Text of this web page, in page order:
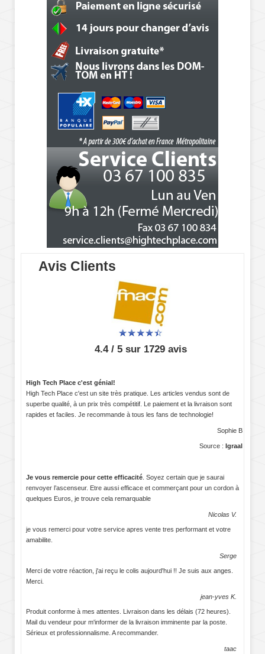
Avis Clients
4.4 / 5 sur 1729 avis
High Tech Place c'est génial!
High Tech Place c'est un site très pratique. Les articles vendus sont de
superbe qualité, à un prix très compétitif. Le paiement et la livraison sont
rapides et faciles. Je recommande à tous les fans de technologie!
Sophie B
Source : Igraal
Je vous remercie pour cette efficacité. Soyez certain que je saurai
renvoyer l’ascenseur. Etre aussi efficace et commerçant pour un cordon à
quelques Euros, je trouve cela remarquable
Nicolas V.
je vous remerci pour votre service apres vente tres performant et votre
amabilite.
Serge
Merci de votre réaction, j'ai reçu le colis aujourd'hui !! Je suis aux anges.
Merci.
jean-yves K.
Produit conforme à mes attentes. Livraison dans les délais (72 heures).
Mail du vendeur pour m'informer de la livraison imminente par la poste.
Sérieux et professionnalisme. A recommander.
taac